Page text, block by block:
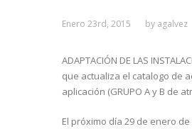
Enero 23rd, 2015 by agalvez
ADAPTACIÓN DE LAS
que actualiza el catalogo de
aplicación (GRUPO A y B de
El próximo día 29 de enero